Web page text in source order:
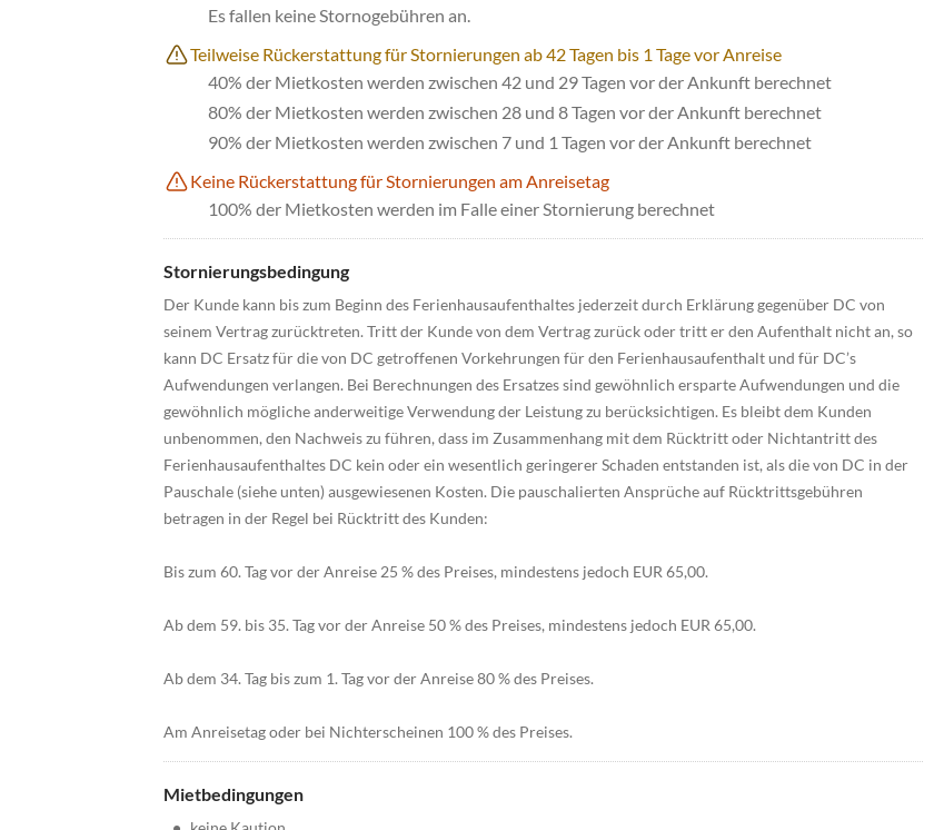
Es fallen keine Stornogebühren an.
Teilweise Rückerstattung für Stornierungen ab 42 Tagen bis 1 Tage vor Anreise
40% der Mietkosten werden zwischen 42 und 29 Tagen vor der Ankunft berechnet
80% der Mietkosten werden zwischen 28 und 8 Tagen vor der Ankunft berechnet
90% der Mietkosten werden zwischen 7 und 1 Tagen vor der Ankunft berechnet
Keine Rückerstattung für Stornierungen am Anreisetag
100% der Mietkosten werden im Falle einer Stornierung berechnet
Stornierungsbedingung
Der Kunde kann bis zum Beginn des Ferienhausaufenthaltes jederzeit durch Erklärung gegenüber DC von
seinem Vertrag zurücktreten. Tritt der Kunde von dem Vertrag zurück oder tritt er den Aufenthalt nicht an, so
kann DC Ersatz für die von DC getroffenen Vorkehrungen für den Ferienhausaufenthalt und für DC’s
Aufwendungen verlangen. Bei Berechnungen des Ersatzes sind gewöhnlich ersparte Aufwendungen und die
gewöhnlich mögliche anderweitige Verwendung der Leistung zu berücksichtigen. Es bleibt dem Kunden
unbenommen, den Nachweis zu führen, dass im Zusammenhang mit dem Rücktritt oder Nichtantritt des
Ferienhausaufenthaltes DC kein oder ein wesentlich geringerer Schaden entstanden ist, als die von DC in der
Pauschale (siehe unten) ausgewiesenen Kosten. Die pauschalierten Ansprüche auf Rücktrittsgebühren
betragen in der Regel bei Rücktritt des Kunden:
Bis zum 60. Tag vor der Anreise 25 % des Preises, mindestens jedoch EUR 65,00.
Ab dem 59. bis 35. Tag vor der Anreise 50 % des Preises, mindestens jedoch EUR 65,00.
Ab dem 34. Tag bis zum 1. Tag vor der Anreise 80 % des Preises.
Am Anreisetag oder bei Nichterscheinen 100 % des Preises.
Mietbedingungen